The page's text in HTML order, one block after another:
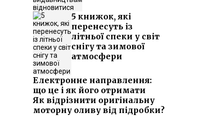
5 книжок, які
перенесуть із
літньої спеки у світ
снігу та зимової
атмосфери
Електронне направлення:
що це і як його отримати
Як відрізнити оригінальну
моторну оливу від підробки?